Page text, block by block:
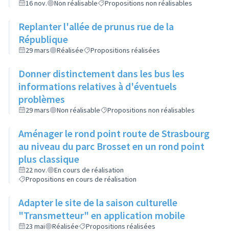
limiter la dangerosité
16 nov. Non réalisable Propositions non réalisables
Replanter l'allée de prunus rue de la
République
29 mars Réalisée Propositions réalisées
Donner distinctement dans les bus les
informations relatives à d'éventuels
problèmes
29 mars Non réalisable Propositions non réalisables
Aménager le rond point route de Strasbourg
au niveau du parc Brosset en un rond point
plus classique
22 nov.
En cours de réalisation
Propositions en cours de réalisation
Adapter le site de la saison culturelle
"Transmetteur" en application mobile
23 mai Réalisée Propositions réalisées